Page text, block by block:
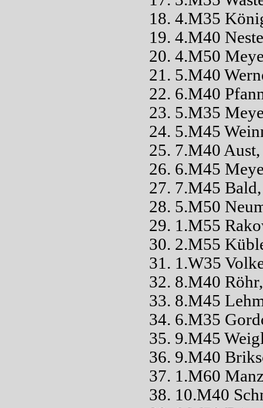
18. 4.M35
19. 4.M40
20. 4.M50
21. 5.M40
22. 6.M40
23. 5.M35
24. 5.M45
25. 7.M40
26. 6.M45
27. 7.M45
28. 5.M50
29. 1.M55
30. 2.M55
31. 1.W35
32. 8.M40
33. 8.M45
34. 6.M35
35. 9.M45
36. 9.M40
37. 1.M60
38. 10.M40